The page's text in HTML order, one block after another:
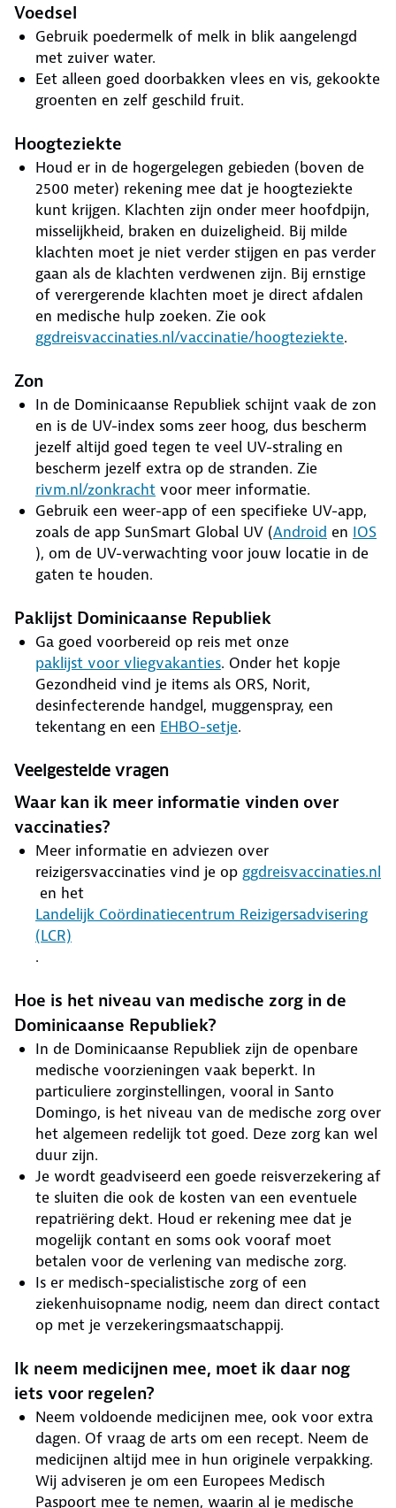
Voedsel
Gebruik poedermelk of melk in blik aangelengd
met zuiver water.
Eet alleen goed doorbakken vlees en vis, gekookte
groenten en zelf geschild fruit.
Hoogteziekte
Houd er in de hogergelegen gebieden (boven de
2500 meter) rekening mee dat je hoogteziekte
kunt krijgen. Klachten zijn onder meer hoofdpijn,
misselijkheid, braken en duizeligheid. Bij milde
klachten moet je niet verder stijgen en pas verder
gaan als de klachten verdwenen zijn. Bij ernstige
of verergerende klachten moet je direct afdalen
en medische hulp zoeken. Zie ook
ggdreisvaccinaties.nl/vaccinatie/hoogteziekte.
Zon
In de Dominicaanse Republiek schijnt vaak de zon
en is de UV-index soms zeer hoog, dus bescherm
jezelf altijd goed tegen te veel UV-straling en
bescherm jezelf extra op de stranden. Zie
rivm.nl/zonkracht voor meer informatie.
Gebruik een weer-app of een specifieke UV-app,
zoals de app SunSmart Global UV (Android en IOS
), om de UV-verwachting voor jouw locatie in de
gaten te houden.
Paklijst Dominicaanse Republiek
Ga goed voorbereid op reis met onze
paklijst voor vliegvakanties. Onder het kopje
Gezondheid vind je items als ORS, Norit,
desinfecterende handgel, muggenspray, een
tekentang en een EHBO-setje.
Veelgestelde vragen
Waar kan ik meer informatie vinden over
vaccinaties?
Meer informatie en adviezen over
reizigersvaccinaties vind je op ggdreisvaccinaties.nl
en het
Landelijk Coördinatiecentrum Reizigersadvisering
(LCR)
.
Hoe is het niveau van medische zorg in de
Dominicaanse Republiek?
In de Dominicaanse Republiek zijn de openbare
medische voorzieningen vaak beperkt. In
particuliere zorginstellingen, vooral in Santo
Domingo, is het niveau van de medische zorg over
het algemeen redelijk tot goed. Deze zorg kan wel
duur zijn.
Je wordt geadviseerd een goede reisverzekering af
te sluiten die ook de kosten van een eventuele
repatriëring dekt. Houd er rekening mee dat je
mogelijk contant en soms ook vooraf moet
betalen voor de verlening van medische zorg.
Is er medisch-specialistische zorg of een
ziekenhuisopname nodig, neem dan direct contact
op met je verzekeringsmaatschappij.
Ik neem medicijnen mee, moet ik daar nog
iets voor regelen?
Neem voldoende medicijnen mee, ook voor extra
dagen. Of vraag de arts om een recept. Neem de
medicijnen altijd mee in hun originele verpakking.
Wij adviseren je om een Europees Medisch
Paspoort mee te nemen, waarin al je medische